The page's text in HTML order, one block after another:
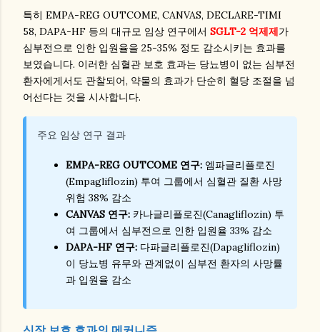
특히 EMPA-REG OUTCOME, CANVAS, DECLARE-TIMI
58, DAPA-HF 등의 대규모 임상 연구에서 SGLT-2 억제제가
심부전으로 인한 입원율을 25-35% 정도 감소시키는 효과를
보였습니다. 이러한 심혈관 보호 효과는 당뇨병이 없는 심부전
환자에게서도 관찰되어, 약물의 효과가 단순히 혈당 조절을 넘
어선다는 것을 시사합니다.
주요 임상 연구 결과
EMPA-REG OUTCOME 연구: 엠파글리플로진
(Empagliflozin) 투여 그룹에서 심혈관 질환 사망
위험 38% 감소
CANVAS 연구: 카나글리플로진(Canagliflozin) 투
여 그룹에서 심부전으로 인한 입원율 33% 감소
DAPA-HF 연구: 다파글리플로진(Dapagliflozin)
이 당뇨병 유무와 관계없이 심부전 환자의 사망률
과 입원율 감소